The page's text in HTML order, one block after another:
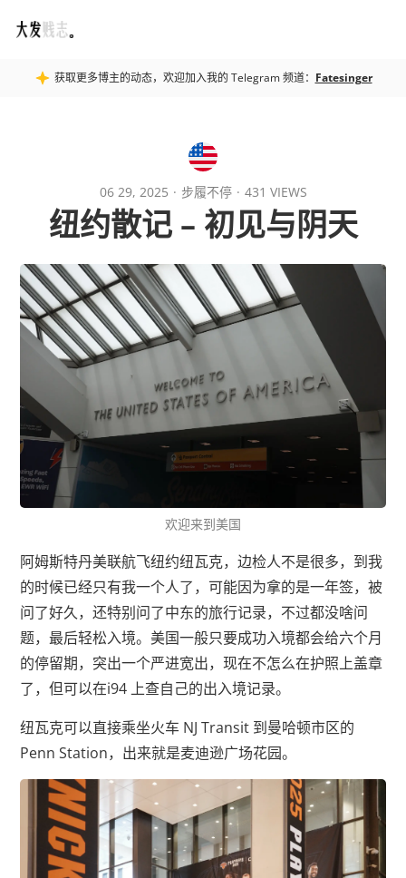
Fatesinger
获取更多博主的动态，欢迎加入我的 Telegram 频道： Fatesinger
06 29, 2025 步履不停 431 VIEWS
纽约散记 – 初见与阴天
欢迎来到美国
阿姆斯特丹美联航飞纽约纽瓦克，边检人不是很多，到我
的时候已经只有我一个人了，可能因为拿的是一年签，被
问了好久，还特别问了中东的旅行记录，不过都没啥问
题，最后轻松入境。美国一般只要成功入境都会给六个月
的停留期，突出一个严进宽出，现在不怎么在护照上盖章
了，但可以在i94 上查自己的出入境记录。
纽瓦克可以直接乘坐火车 NJ Transit 到曼哈顿市区的
Penn Station，出来就是麦迪逊广场花园。